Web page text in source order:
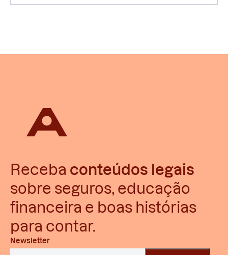
Receba conteúdos legais
sobre seguros, educação
financeira e boas histórias
para contar.
Newsletter